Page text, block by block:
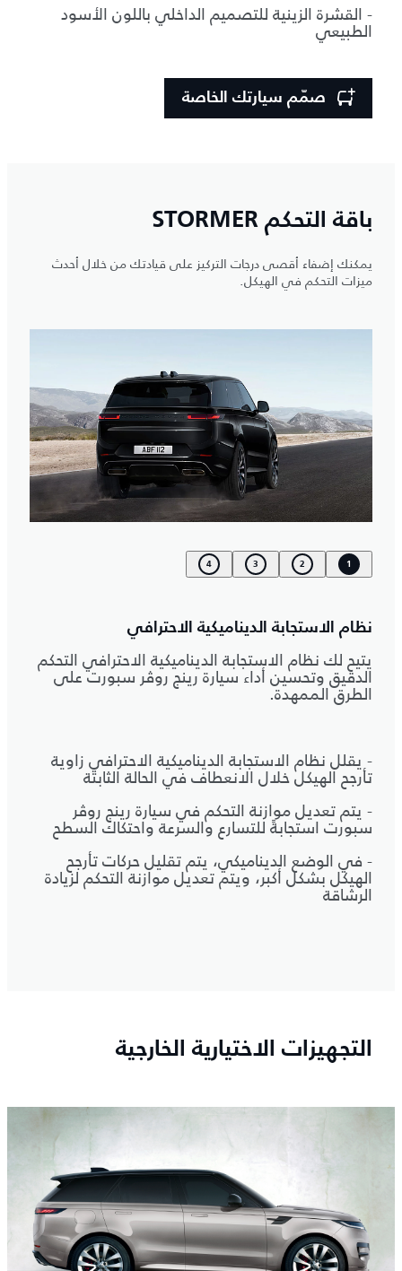
- القشرة الزينية للتصميم الداخلي باللون الأسود
الطبيعي
صمّم سيارتك الخاصة
باقة التحكم STORMER
يمكنك إضفاء أقصى درجات التركيز على قيادتك من خلال أحدث
ميزات التحكم في الهيكل.
1
2
3
4
نظام الاستجابة الديناميكية الاحترافي
يتيح لك نظام الاستجابة الديناميكية الاحترافي التحكم
الدقيق وتحسين أداء سيارة رينج روڤر سبورت على
الطرق الممهدة.
- يقلل نظام الاستجابة الديناميكية الاحترافي زاوية
تأرجح الهيكل خلال الانعطاف في الحالة الثابتة
- يتم تعديل موازنة التحكم في سيارة رينج روڤر
سبورت استجابةً للتسارع والسرعة واحتكاك السطح
- في الوضع الديناميكي، يتم تقليل حركات تأرجح
الهيكل بشكل أكبر، ويتم تعديل موازنة التحكم لزيادة
الرشاقة
التجهيزات الاختيارية الخارجية